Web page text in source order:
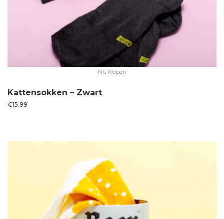
Nu Kopen
Kattensokken – Zwart
€15.99